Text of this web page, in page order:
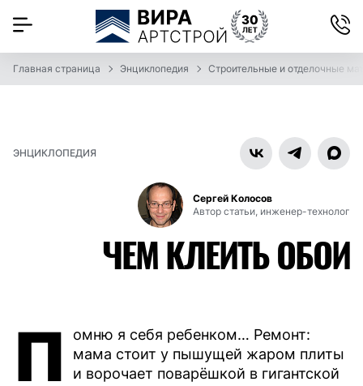
Главная страница Энциклопедия Строительные и отделочные
ЭНЦИКЛОПЕДИЯ
Сергей Колосов
Автор статьи, инженер-технолог
ЧЕМ КЛЕИТЬ ОБОИ
П
омню я себя ребенком… Ремонт:
мама стоит у пышущей жаром плиты
и ворочает поварёшкой в гигантской